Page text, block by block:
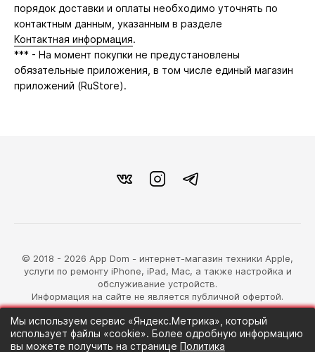
порядок доставки и оплаты необходимо уточнять по
контактным данным, указанным в разделе
Контактная информация.
*** - На момент покупки не предустановлены
обязательные приложения, в том числе единый магазин
приложений (RuStore).
© 2018 - 2026 App Dom - интернет-магазин техники Apple,
услуги по ремонту iPhone, iPad, Mac, а также настройка и
обслуживание устройств.
Информация на сайте не является публичной офертой.
разработка магазина
Синий Лев
Мы используем сервис «Яндекс.Метрика», который
использует файлы «cookie». Более одробную информацию
вы можете получить на странице Политика